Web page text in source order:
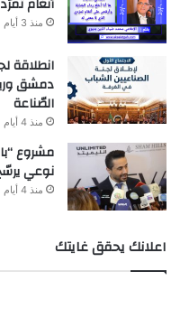
أنغام
منذ 3 أيام
انطلاقة
دمشق
الصّناعة
منذ 4 أيام
مشروع
نوعي
منذ 4 أيام
اعلانك يحقق غايتك